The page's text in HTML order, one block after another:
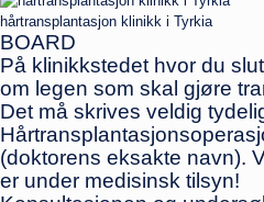
hårtransplantasjon klinikk i Tyrkia
BOARD
På klinikkstedet hvor du
om legen som skal gjøre
Det må skrives veldig
(doktorens eksakte navn).
er under medisinsk tilsyn!